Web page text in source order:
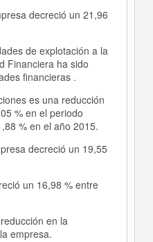
decreció un 21,96
de explotación a la
Financiera ha sido
financieras .
es una reducción
% en el periodo
% en el año 2015.
decreció un 19,55
un 16,98 % entre
en la
empresa.